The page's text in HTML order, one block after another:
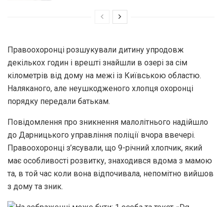
Правоохоронці розшукували дитину упродовж
декількох годин і врешті знайшли в озері за сім
кілометрів від дому на межі із Київською областю.
Наляканого, але неушкодженого хлопця охоронці
порядку передали батькам.
Повідомлення про зникнення малолітнього надійшло
до Дарницького управління поліції вчора ввечері.
Правоохоронці з’ясували, що 9-річний хлопчик, який
має особливості розвитку, знаходився вдома з мамою
та, в той час коли вона відпочивала, непомітно вийшов
з дому та зник.